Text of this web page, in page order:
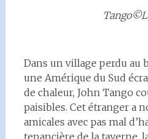
Dans un village perdu au
une Amérique du Sud
de chaleur, John Tango
paisibles. Cet étranger a
amicales avec pas mal
tenancière de la taverne,